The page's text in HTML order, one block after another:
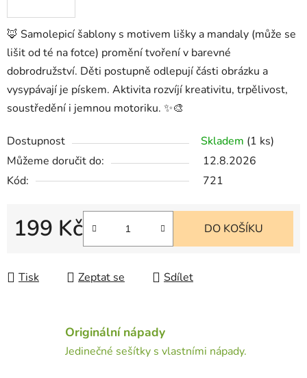
🦊 Samolepicí šablony s motivem lišky a mandaly (může se
lišit od té na fotce) promění tvoření v barevné
dobrodružství. Děti postupně odlepují části obrázku a
vysypávají je pískem. Aktivita rozvíjí kreativitu, trpělivost,
soustředění i jemnou motoriku. ✨🎨
Dostupnost Skladem (1 ks)
Můžeme doručit do:
12.8.2026
Kód:
721
199 Kč DO KOŠÍKU
Tisk Zeptat se Sdílet
Originální nápady
Jedinečné sešítky s vlastními nápady.